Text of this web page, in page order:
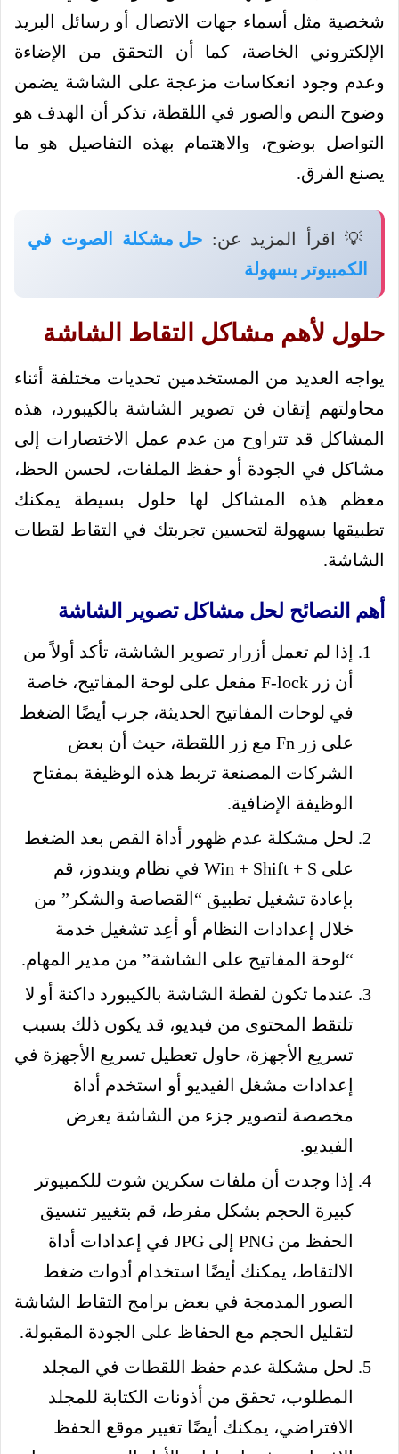
شخصية مثل أسماء جهات الاتصال أو رسائل البريد
الإلكتروني الخاصة، كما أن التحقق من الإضاءة
وعدم وجود انعكاسات مزعجة على الشاشة يضمن
وضوح النص والصور في اللقطة، تذكر أن الهدف هو
التواصل بوضوح، والاهتمام بهذه التفاصيل هو ما
يصنع الفرق.
💡 اقرأ المزيد عن: حل مشكلة الصوت في
الكمبيوتر بسهولة
حلول لأهم مشاكل التقاط الشاشة
يواجه العديد من المستخدمين تحديات مختلفة أثناء
محاولتهم إتقان فن تصوير الشاشة بالكيبورد، هذه
المشاكل قد تتراوح من عدم عمل الاختصارات إلى
مشاكل في الجودة أو حفظ الملفات، لحسن الحظ،
معظم هذه المشاكل لها حلول بسيطة يمكنك
تطبيقها بسهولة لتحسين تجربتك في التقاط لقطات
الشاشة.
أهم النصائح لحل مشاكل تصوير الشاشة
إذا لم تعمل أزرار تصوير الشاشة، تأكد أولاً من
أن زر F-lock مفعل على لوحة المفاتيح، خاصة
في لوحات المفاتيح الحديثة، جرب أيضًا الضغط
على زر Fn مع زر اللقطة، حيث أن بعض
الشركات المصنعة تربط هذه الوظيفة بمفتاح
الوظيفة الإضافية.
لحل مشكلة عدم ظهور أداة القص بعد الضغط
على Win + Shift + S في نظام ويندوز، قم
بإعادة تشغيل تطبيق “القصاصة والشكر” من
خلال إعدادات النظام أو أعِد تشغيل خدمة
“لوحة المفاتيح على الشاشة” من مدير المهام.
عندما تكون لقطة الشاشة بالكيبورد داكنة أو لا
تلتقط المحتوى من فيديو، قد يكون ذلك بسبب
تسريع الأجهزة، حاول تعطيل تسريع الأجهزة في
إعدادات مشغل الفيديو أو استخدم أداة
مخصصة لتصوير جزء من الشاشة يعرض
الفيديو.
إذا وجدت أن ملفات سكرين شوت للكمبيوتر
كبيرة الحجم بشكل مفرط، قم بتغيير تنسيق
الحفظ من PNG إلى JPG في إعدادات أداة
الالتقاط، يمكنك أيضًا استخدام أدوات ضغط
الصور المدمجة في بعض برامج التقاط الشاشة
لتقليل الحجم مع الحفاظ على الجودة المقبولة.
لحل مشكلة عدم حفظ اللقطات في المجلد
المطلوب، تحقق من أذونات الكتابة للمجلد
الافتراضي، يمكنك أيضًا تغيير موقع الحفظ